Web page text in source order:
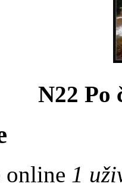
N22 Po
online 1